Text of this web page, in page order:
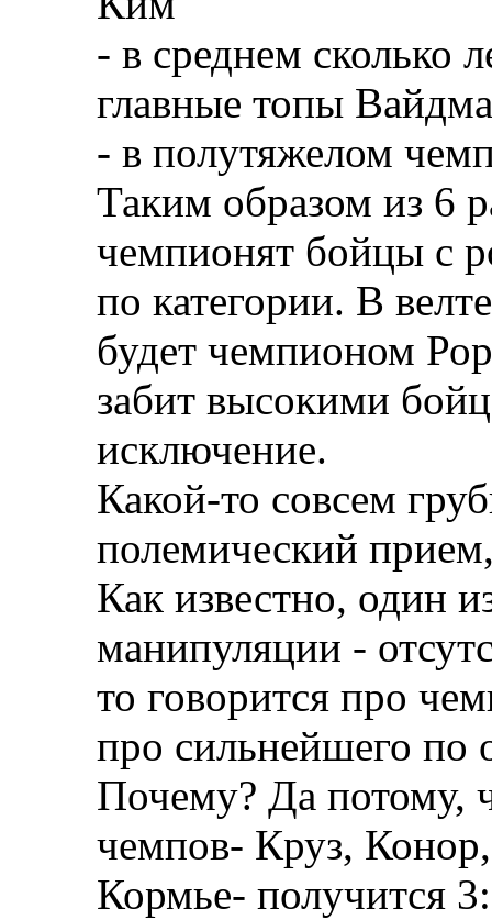
- в среднем сколько
главные топы
- в полутяжелом
Таким образом из 6
чемпионят бойцы с
по категории. В
будет чемпионом
забит высокими
исключение.
Какой-то совсем
полемический
Как известно, один
манипуляции -
то говорится про
про сильнейшего
Почему? Да потому,
чемпов- Круз,
Кормье- получится